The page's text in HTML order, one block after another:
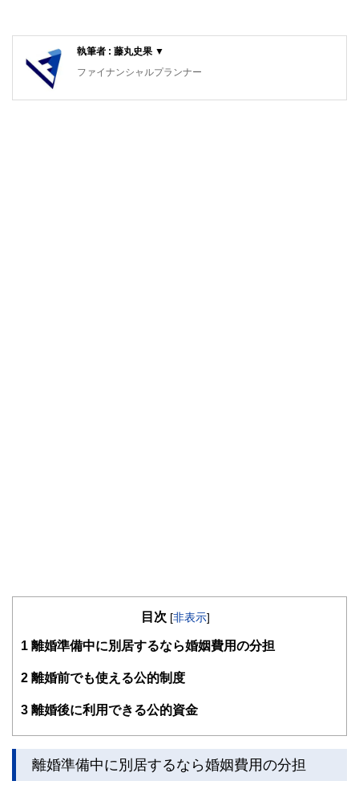
執筆者 : 藤丸史果 ▼
ファイナンシャルプランナー
相続、投資信託など、身近なファイナンスを中心に活動して
目次 [非表示]
1 離婚準備中に別居するなら婚姻費用の分担
2 離婚前でも使える公的制度
3 離婚後に利用できる公的資金
離婚準備中に別居するなら婚姻費用の分担